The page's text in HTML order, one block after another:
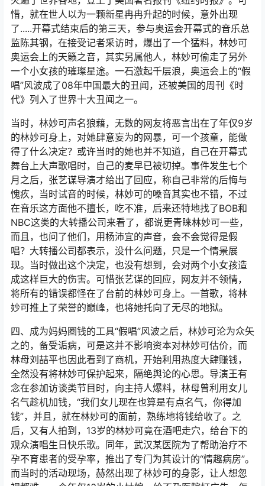
惜，就在世人以为一颗新星冉冉升起的时候，意外出现
了.....开幕式结束后的第三天，参与奥运会开幕式的音乐总
监陈其钢，在接受记者采访时，爆出了一个猛料，林妙可
奥运会上的天籁之音，其实另属他人，林妙可偷走了另外
一个小女孩的璀璨星途。一石激起千层浪，奥运会上的“假
唱”风波成了08年中国最大的丑闻，还被美国的周刊《时
代》列入了世界十大丑闻之一。
当时，林妙可声名狼藉，无数的网友将恶言出在了年仅9岁
的林妙可身上，对她肆意妄为的网暴，可一个孩童，能做
得了什么决定？或许当时的她也并不知道，自己在开幕式
舞台上大声歌唱时，自己的麦早已被切掉。事件发生七个
月之后，张艺谋导演才给出了回应，称自己非常的后悔与
愧疚，当时试音的时候，林妙可的嗓音其实也不错，不过
在音乐这方面他不擅长，吃不准，后来还特地找了BOB和
NBC这类的大转播公司来看了，都说更青睐林妙可一些，
而且，也问了他们，用杨沛宜的声音，会不会觉得是假
唱？大转播公司都表示，没什么问题，只是一个情景展
现。当时做出这个决定，也没有想到，会对两个小女孩造
成这样巨大的伤害。可惜张艺谋的回应，网友并不领情，
将所有的错误都怪在了台前的林妙可身上。一首歌，将林
妙可推上了荣誉的巅峰，也将她托向了无尽的地狱。
四、成为妈妈圈钱的工具“假唱”风波之后，林妙可沦为众矢
之的，备受诟病，可是这并不影响资本对林妙可估价，而
林母刘喆平也因此看到了商机，开始利用热度大肆赚钱，
全然没有将林妙可保护起来，隔绝舆论的心思。导演王有
念在参加访谈类节目时，向主持人爆料，林母曾利用女儿
名气趁机加钱，“我们女儿现在也算是有点名气，你得加
钱”，并且，就在林妙可的面前，熟练地将钱给收了。之
后，又有人拍到，13岁的林妙可竟在酒吧走穴，给台下的
观众演唱生日快乐歌。同年，武汉某医院为了帮助治疗不
孕不育患者的受孕率，推出了专门为其设计的“情趣病房”。
而当时的活动现场，赫然出现了林妙可的身影，让人想忽